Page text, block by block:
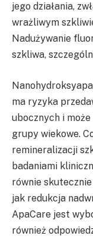
jego działania,
wrażliwym
Nadużywanie
szkliwa,
ma ryzyka
ubocznych i
grupy wiekowe.
remineralizacji
badaniami
równie
jak redukcja
ApaCare jest
również